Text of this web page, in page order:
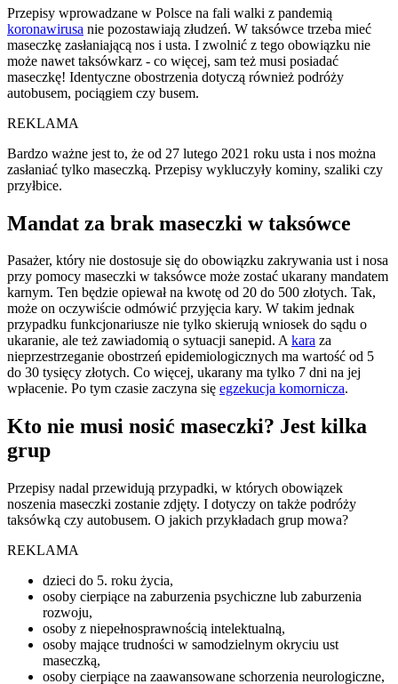
Przepisy wprowadzane w Polsce na fali walki z pandemią
koronawirusa nie pozostawiają złudzeń. W taksówce trzeba mieć
maseczkę zasłaniającą nos i usta. I zwolnić z tego obowiązku nie
może nawet taksówkarz - co więcej, sam też musi posiadać
maseczkę! Identyczne obostrzenia dotyczą również podróży
autobusem, pociągiem czy busem.
REKLAMA
Bardzo ważne jest to, że od 27 lutego 2021 roku usta i nos można
zasłaniać tylko maseczką. Przepisy wykluczyły kominy, szaliki czy
przyłbice.
Mandat za brak maseczki w taksówce
Pasażer, który nie dostosuje się do obowiązku zakrywania ust i nosa
przy pomocy maseczki w taksówce może zostać ukarany mandatem
karnym. Ten będzie opiewał na kwotę od 20 do 500 złotych. Tak,
może on oczywiście odmówić przyjęcia kary. W takim jednak
przypadku funkcjonariusze nie tylko skierują wniosek do sądu o
ukaranie, ale też zawiadomią o sytuacji sanepid. Akara za
nieprzestrzeganie obostrzeń epidemiologicznych ma wartość od 5
do 30 tysięcy złotych. Co więcej, ukarany ma tylko 7 dni na jej
wpłacenie. Po tym czasie zaczyna się egzekucja komornicza.
Kto nie musi nosić maseczki? Jest kilka
grup
Przepisy nadal przewidują przypadki, w których obowiązek
noszenia maseczki zostanie zdjęty. I dotyczy on także podróży
taksówką czy autobusem. O jakich przykładach grup mowa?
REKLAMA
dzieci do 5. roku życia,
osoby cierpiące na zaburzenia psychiczne lub zaburzenia
rozwoju,
osoby z niepełnosprawnością intelektualną,
osoby mające trudności w samodzielnym okryciu ust
maseczką,
osoby cierpiące na zaawansowane schorzenia neurologiczne,